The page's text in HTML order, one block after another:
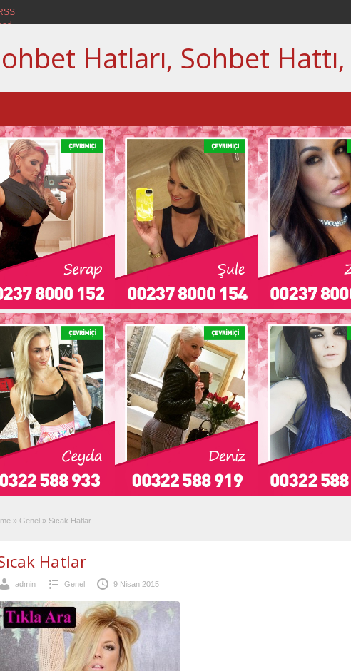
Hatları, Sohbet
» Genel » Sıcak Hatlar
Hatlar
admin Genel 9 Nisan 2015